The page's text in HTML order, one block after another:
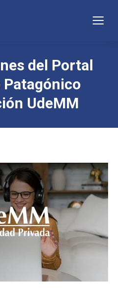
del Portal
Patagónico
UdeMM